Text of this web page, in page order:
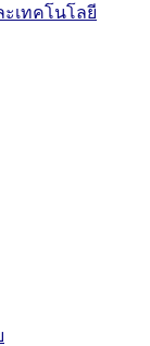
เทคโนโลยี